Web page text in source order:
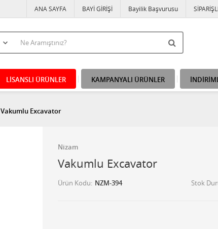
ANA SAYFA BAYİ GİRİŞİ Bayilik Başvurusu
LİSANSLI ÜRÜNLER KAMPANYALI ÜRÜNLER
Vakumlu Excavator
Nizam
Vakumlu Excavator
Ürün Kodu NZM-394 Stok